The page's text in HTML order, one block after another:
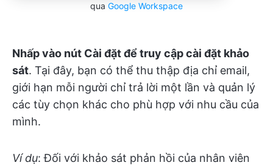
qua Google Workspace
Nhấp vào nút Cài đặt để truy cập cài đặt khảo
sát. Tại đây, bạn có thể thu thập địa chỉ email,
giới hạn mỗi người chỉ trả lời một lần và quản lý
các tùy chọn khác cho phù hợp với nhu cầu của
mình.
Ví dụ: Đối với khảo sát phản hồi của nhân viên